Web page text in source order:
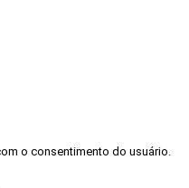
o consentimento do usuário.